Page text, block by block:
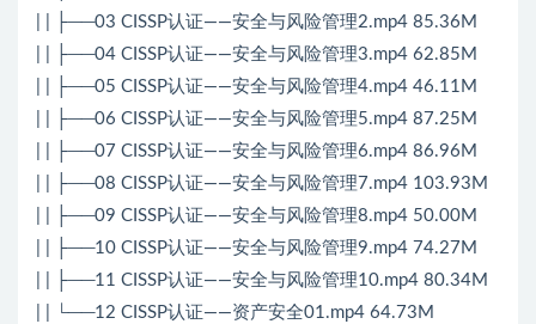
| | ├──03 CISSP认证——安全与风险管理2.mp4 85.36M
| | ├──04 CISSP认证——安全与风险管理3.mp4 62.85M
| | ├──05 CISSP认证——安全与风险管理4.mp4 46.11M
| | ├──06 CISSP认证——安全与风险管理5.mp4 87.25M
| | ├──07 CISSP认证——安全与风险管理6.mp4 86.96M
| | ├──08 CISSP认证——安全与风险管理7.mp4 103.93M
| | ├──09 CISSP认证——安全与风险管理8.mp4 50.00M
| | ├──10 CISSP认证——安全与风险管理9.mp4 74.27M
| | ├──11 CISSP认证——安全与风险管理10.mp4 80.34M
| | └──12 CISSP认证——资产安全01.mp4 64.73M